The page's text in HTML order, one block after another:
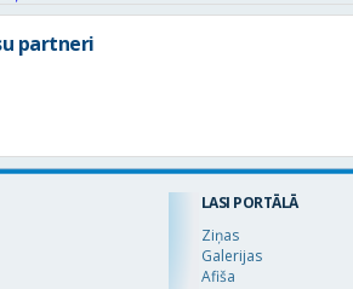
partneri
LASI PORTĀLĀ
Ziņas
Galerijas
Afiša